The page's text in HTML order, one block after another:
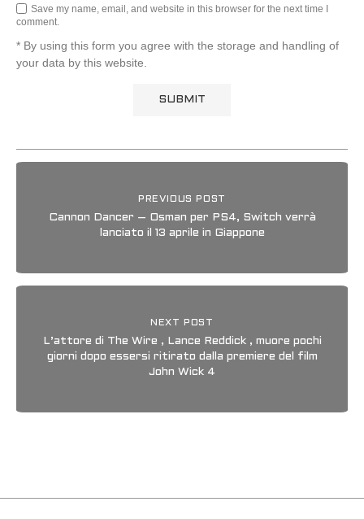
Save my name, email, and website in this browser for the next time I
comment.
* By using this form you agree with the storage and handling of
your data by this website.
PREVIOUS POST
Cannon Dancer – Osman per PS4, Switch verrà
lanciato il 13 aprile in Giappone
NEXT POST
L’attore di The Wire , Lance Reddick , muore pochi
giorni dopo essersi ritirato dalla premiere del film
John Wick 4